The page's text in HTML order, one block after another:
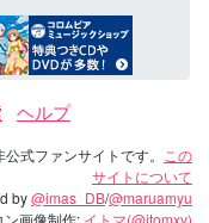
ヘルプ
式ファンサイトです。
この
サイトについて
by@imas_DB/@maruamyu